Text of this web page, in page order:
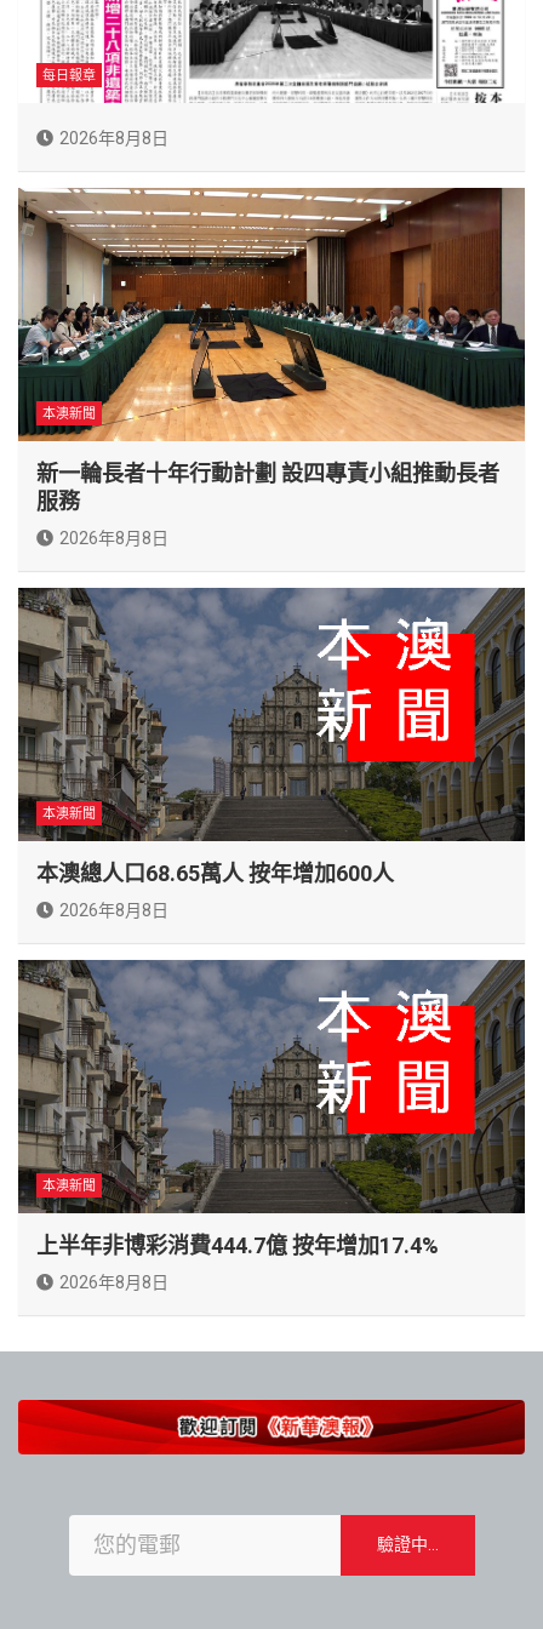
每日報章
2026年8月8日
本澳新聞
新一輪長者十年行動計劃 設四專責小組推動長者
服務
2026年8月8日
本澳新聞
本澳總人口68.65萬人 按年增加600人
2026年8月8日
本澳新聞
上半年非博彩消費444.7億 按年增加17.4%
2026年8月8日